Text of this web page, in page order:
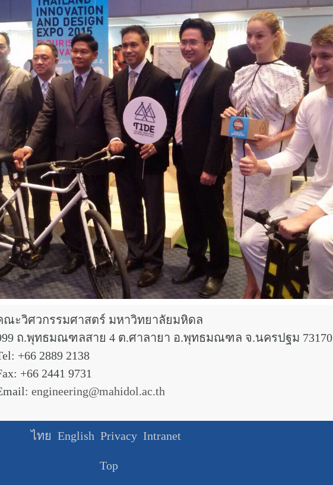
ณะวิศวกรรมศาสตร์ มหาวิทยาลัยมหิดล
ถ.พุทธมณฑลสาย 4 ต.ศาลายา อ.พุทธมณฑล จ.นครปฐม 73170
+66 2889 2138
+66 2441 9731
engineering@mahidol.ac.th
ไทย English Privacy Intranet
Top